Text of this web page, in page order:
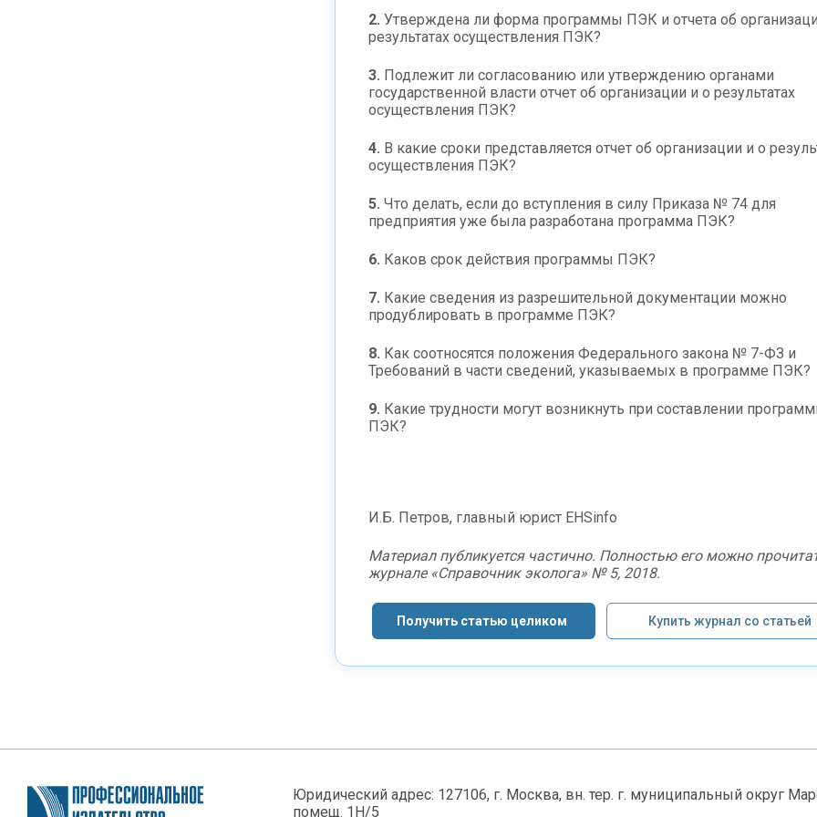
2. Утверждена ли форма программы ПЭК и отчета об
результатах осуществления ПЭК?
3. Подлежит ли согласованию или утверждению органами
государственной власти отчет об организации и о результатах
осуществления ПЭК?
4. В какие сроки представляется отчет об организации и о
осуществления ПЭК?
5. Что делать, если до вступления в силу Приказа № 74 для
предприятия уже была разработана программа ПЭК?
6. Каков срок действия программы ПЭК?
7. Какие сведения из разрешительной документации можно
продублировать в программе ПЭК?
8. Как соотносятся положения Федерального закона № 7-ФЗ и
Требований в части сведений, указываемых в программе ПЭК?
9. Какие трудности могут возникнуть при составлении
ПЭК?
И.Б. Петров, главный юрист EHSinfo
Материал публикуется частично. Полностью его можно
журнале «Справочник эколога» № 5, 2018.
Получить статью целиком Купить журнал со статьей
Юридический адрес: 127106, г. Москва, вн. тер. г. муниципальный округ
помещ. 1Н/5